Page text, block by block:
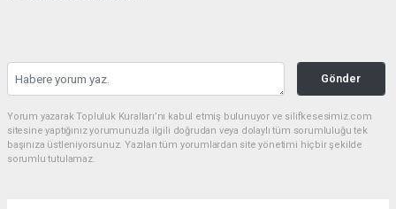
Gönder
Yorum yazarak Topluluk Kuralları’nı kabul etmiş bulunuyor ve silifkesesimiz.com
sitesine yaptığınız yorumunuzla ilgili doğrudan veya dolaylı tüm sorumluluğu tek
başınıza üstleniyorsunuz. Yazılan tüm yorumlardan site yönetimi hiçbir şekilde
sorumlu tutulamaz.